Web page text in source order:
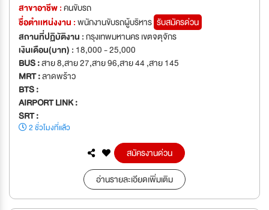
สาขาอาชีพ :คนขับรถ
ชื่อตำเเหน่งงาน :พนักงานขับรถผู้บริหาร รับสมัครด่วน
สถานที่ปฏิบัติงาน :กรุงเทพมหานคร เขตจตุจักร
เงินเดือน(บาท) : 18,000 - 25,000
BUS :สาย 8,สาย 27,สาย 96,สาย 44 ,สาย 145
MRT :ลาดพร้าว
BTS :
AIRPORT LINK :
SRT :
2 ชั่วโมงที่แล้ว
สมัครงานด่วน
อ่านรายละเอียดเพิ่มเติม